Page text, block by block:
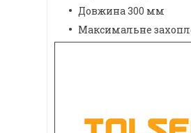
Довжина 300 мм
Максимальне